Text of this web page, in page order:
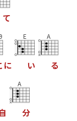
て
に
E
い
A
る
自
A
分